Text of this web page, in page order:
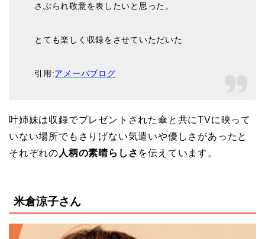
さぶられ敬意を表したいと思った。
とても楽しく収録をさせていただいた
引用:アメーバブログ
叶姉妹は収録でプレゼントされた傘と共にTVに映って
いない場所でもさりげない気遣いや優しさがあったと
それぞれの 人柄の素晴らしさ を伝えています。
米倉涼子さん